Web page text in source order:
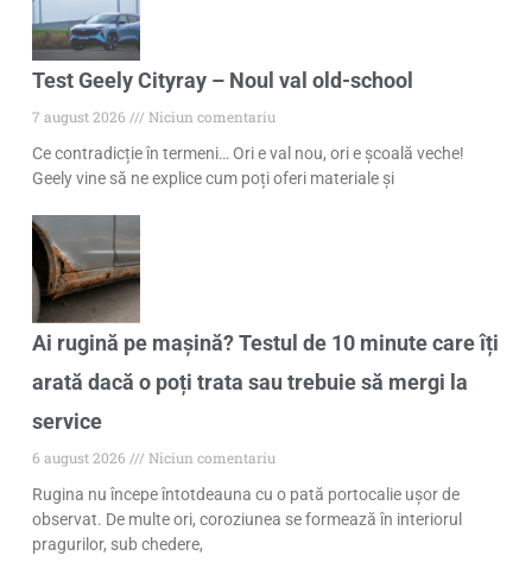
Test Geely Cityray – Noul val old-school
7 august 2026
Niciun comentariu
Ce contradicție în termeni… Ori e val nou, ori e școală veche!
Geely vine să ne explice cum poți oferi materiale și
Ai rugină pe mașină? Testul de 10 minute care îți
arată dacă o poți trata sau trebuie să mergi la
service
6 august 2026
Niciun comentariu
Rugina nu începe întotdeauna cu o pată portocalie ușor de
observat. De multe ori, coroziunea se formează în interiorul
pragurilor, sub chedere,